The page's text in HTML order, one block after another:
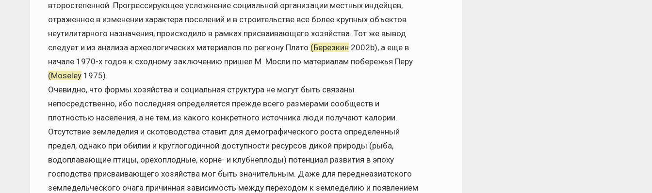
второстепенной. Прогрессирующее усложнение социальной организации местных индейцев,
отраженное в изменении характера поселений и в строительстве все более крупных объектов
неутилитарного назначения, происходило в рамках присваивающего хозяйства. Тот же вывод
следует и из анализа археологических материалов по региону Плато (Березкин 2002b), а еще в
начале 1970-х годов к сходному заключению пришел М. Мосли по материалам побережья Перу
(Moseley 1975).
Очевидно, что формы хозяйства и социальная структура не могут быть связаны
непосредственно, ибо последняя определяется прежде всего размерами сообществ и
плотностью населения, а не тем, из какого конкретного источника люди получают калории.
Отсутствие земледелия и скотоводства ставит для демографического роста определенный
предел, однако при обилии и круглогодичной доступности ресурсов дикой природы (рыба,
водоплавающие птицы, орехоплодные, корне- и клубнеплоды) потенциал развития в эпоху
господства присваивающего хозяйства мог быть значительным. Даже для переднеазиатского
земледельческого очага причинная зависимость между переходом к земледелию и появлением